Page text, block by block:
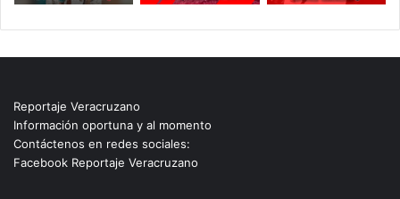
Reportaje Veracruzano
Información oportuna y al momento
Contáctenos en redes sociales:
Facebook Reportaje Veracruzano